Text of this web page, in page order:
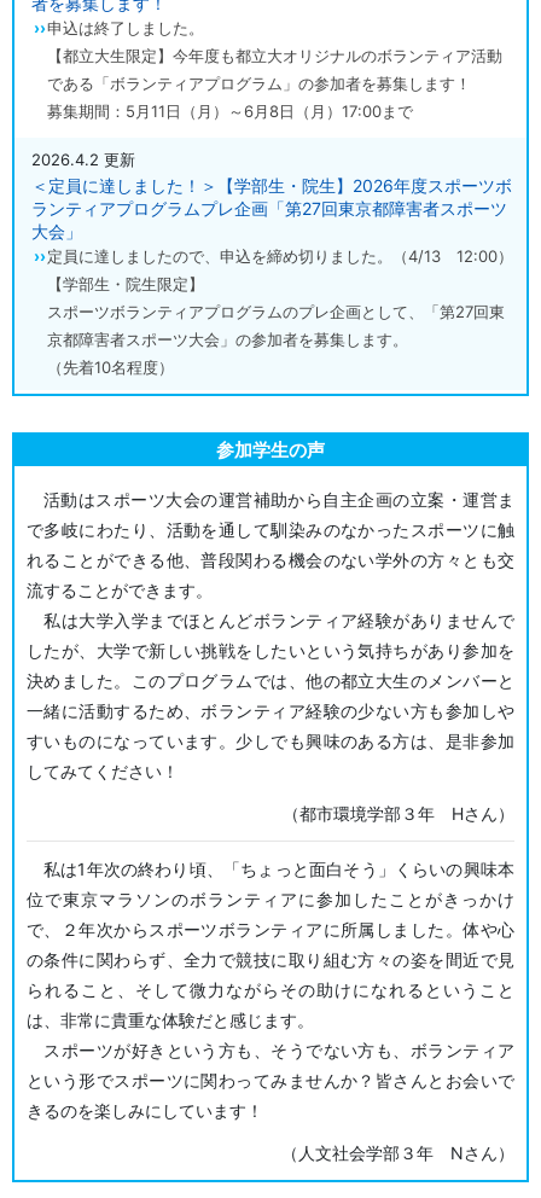
申込は終了しました。
【都立大生限定】今年度も都立大オリジナルのボランティア活動
である「ボランティアプログラム」の参加者を募集します！
募集期間：5月11日（月）～6月8日（月）17:00まで
2026.4.2 更新
＜定員に達しました！＞【学部生・院生】2026年度スポーツボ
ランティアプログラムプレ企画「第27回東京都障害者スポーツ
大会」
定員に達しましたので、申込を締め切りました。（4/13 12:00）
【学部生・院生限定】
スポーツボランティアプログラムのプレ企画として、「第27回東
京都障害者スポーツ大会」の参加者を募集します。
（先着10名程度）
参加学生の声
活動はスポーツ大会の運営補助から自主企画の立案・運営ま
で多岐にわたり、活動を通して馴染みのなかったスポーツに触
れることができる他、普段関わる機会のない学外の方々とも交
流することができます。
私は大学入学までほとんどボランティア経験がありませんで
したが、大学で新しい挑戦をしたいという気持ちがあり参加を
決めました。このプログラムでは、他の都立大生のメンバーと
一緒に活動するため、ボランティア経験の少ない方も参加しや
すいものになっています。少しでも興味のある方は、是非参加
してみてください！
（都市環境学部３年 Hさん）
私は1年次の終わり頃、「ちょっと面白そう」くらいの興味本
位で東京マラソンのボランティアに参加したことがきっかけ
で、２年次からスポーツボランティアに所属しました。体や心
の条件に関わらず、全力で競技に取り組む方々の姿を間近で見
られること、そして微力ながらその助けになれるということ
は、非常に貴重な体験だと感じます。
スポーツが好きという方も、そうでない方も、ボランティア
という形でスポーツに関わってみませんか？皆さんとお会いで
きるのを楽しみにしています！
（人文社会学部３年 Nさん）